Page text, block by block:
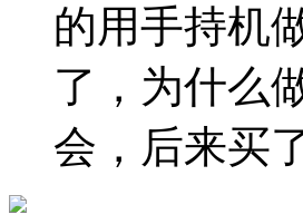
的用手持机
了，为什么
会，后来买